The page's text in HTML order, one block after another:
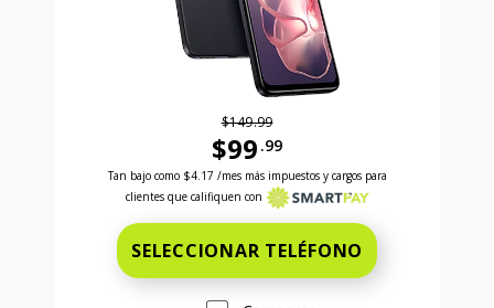
$149.99
$99 .99
Antes el precio era 149 dollars and 99 cents
Tan bajo como $4.17 /mes más impuestos y cargos para
clientes que califiquen con
SELECCIONAR TELÉFONO